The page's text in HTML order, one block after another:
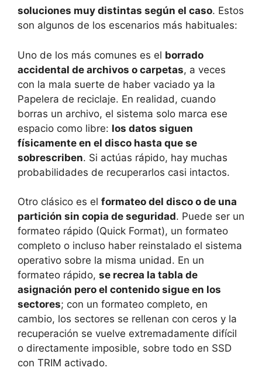
soluciones muy distintas según el caso. Estos
son algunos de los escenarios más habituales:
Uno de los más comunes es el borrado
accidental de archivos o carpetas, a veces
con la mala suerte de haber vaciado ya la
Papelera de reciclaje. En realidad, cuando
borras un archivo, el sistema solo marca ese
espacio como libre: los datos siguen
físicamente en el disco hasta que se
sobrescriben. Si actúas rápido, hay muchas
probabilidades de recuperarlos casi intactos.
Otro clásico es el formateo del disco o de una
partición sin copia de seguridad. Puede ser un
formateo rápido (Quick Format), un formateo
completo o incluso haber reinstalado el sistema
operativo sobre la misma unidad. En un
formateo rápido, se recrea la tabla de
asignación pero el contenido sigue en los
sectores; con un formateo completo, en
cambio, los sectores se rellenan con ceros y la
recuperación se vuelve extremadamente difícil
o directamente imposible, sobre todo en SSD
con TRIM activado.